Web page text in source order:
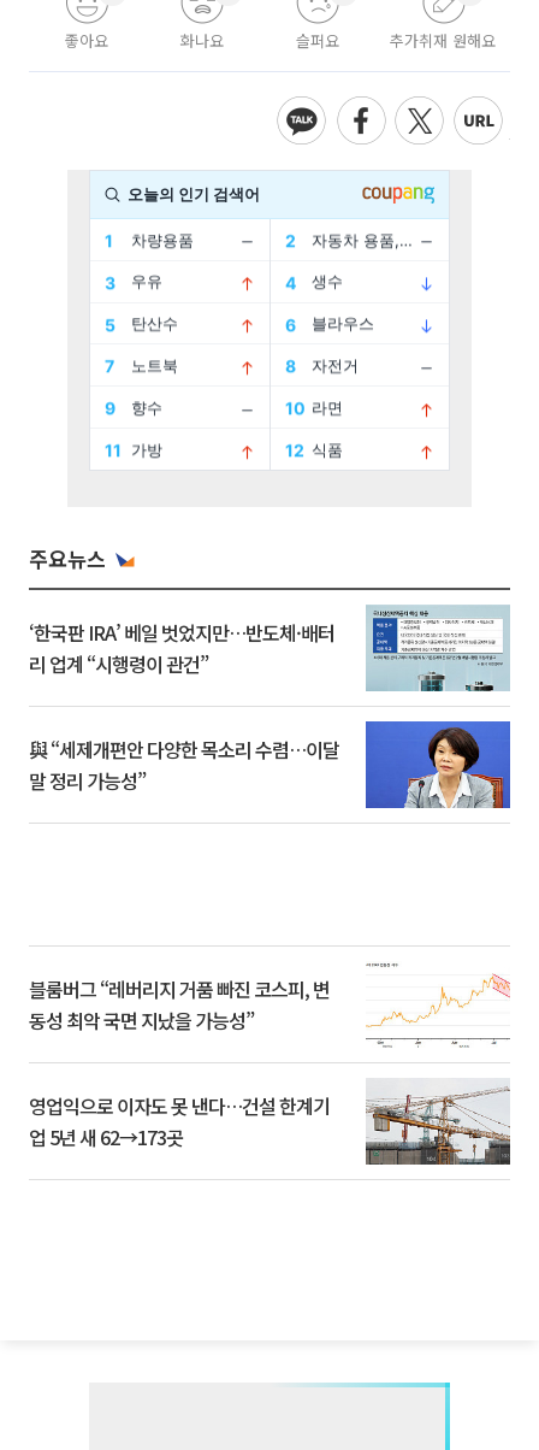
좋아요 화나요 슬퍼요 추가취재 원해요
주요뉴스
‘한국판 IRA’ 베일 벗었지만…반도체·배터
리 업계 “시행령이 관건”
與 “세제개편안 다양한 목소리 수렴…이달
말 정리 가능성”
블룸버그 “레버리지 거품 빠진 코스피, 변
동성 최악 국면 지났을 가능성”
영업익으로 이자도 못 낸다…건설 한계기
업 5년 새 62→173곳